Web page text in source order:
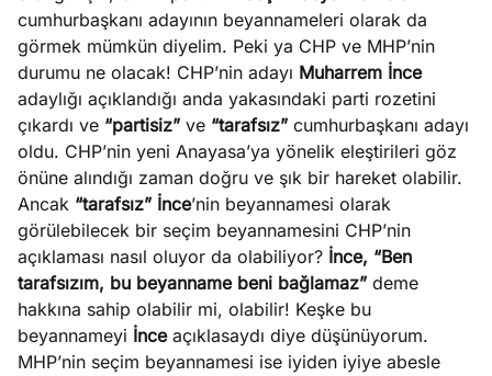
cumhurbaşkanı adayının beyannameleri olarak da
görmek mümkün diyelim. Peki ya CHP ve MHP’nin
durumu ne olacak! CHP’nin adayı Muharrem İnce
adaylığı açıklandığı anda yakasındaki parti rozetini
çıkardı ve “partisiz” ve “tarafsız” cumhurbaşkanı adayı
oldu. CHP’nin yeni Anayasa’ya yönelik eleştirileri göz
önüne alındığı zaman doğru ve şık bir hareket olabilir.
Ancak “tarafsız” İnce’nin beyannamesi olarak
görülebilecek bir seçim beyannamesini CHP’nin
açıklaması nasıl oluyor da olabiliyor? İnce, “Ben
tarafsızım, bu beyanname beni bağlamaz” deme
hakkına sahip olabilir mi, olabilir! Keşke bu
beyannameyi İnceaçıklasaydı diye düşünüyorum.
MHP’nin seçim beyannamesi ise iyiden iyiye abesle